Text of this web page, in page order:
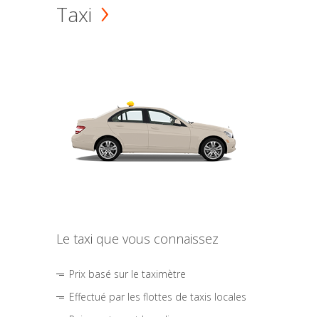
Taxi
Le taxi que vous connaissez
Prix basé sur le taximètre
Effectué par les flottes de taxis locales